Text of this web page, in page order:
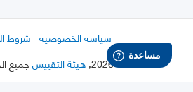
سياسة الخصوصية شروط
©
2026
, هيئة التقييس جميع